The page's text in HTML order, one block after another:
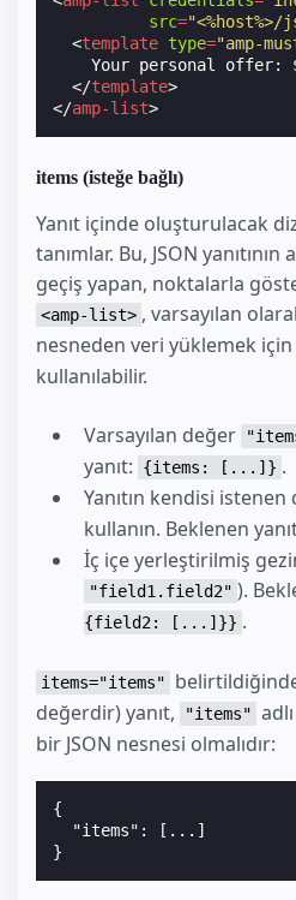
src=
<template type="amp-
Your personal offer:
</template>
</amp-list>
items (isteğe bağlı)
Yanıt içinde oluşturulacak
tanımlar. Bu, JSON yanıtının
geçiş yapan, noktalarla
<amp-list> , varsayılan
nesneden veri yüklemek için
kullanılabilir.
Varsayılan değer
yanıt:
{items: [...]} .
Yanıtın kendisi istenen
kullanın. Beklenen
İç içe yerleştirilmiş
"field1.field2" ).
{field2: [...]}} .
items="items"
değerdir) yanıt,
"items"
bir JSON nesnesi olmalıdır:
{
  "items": [...]